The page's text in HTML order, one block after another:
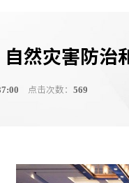
然灾害防治
点击次数：569